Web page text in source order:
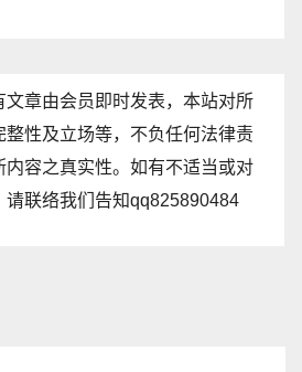
文章由会员即时发表，本站对所
整性及立场等，不负任何法律责
内容之真实性。如有不适当或对
请联络我们告知qq825890484